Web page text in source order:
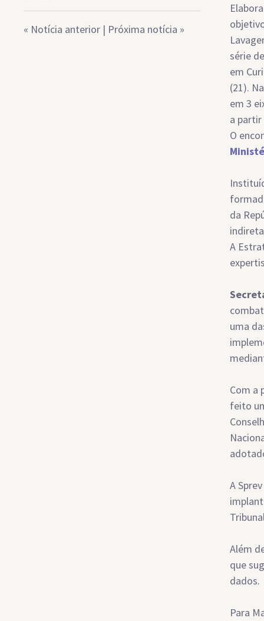
« Notícia anterior | Próxima notícia »
série
em
(21).
em 3
a
O
da
A
uma
Com a
feito
A
Além
que
dados.
Para